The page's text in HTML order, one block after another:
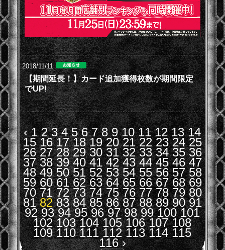
2018/11/11
【期間延長！】カード追加獲得枚数が期間限定
でUP!
‹ 1 2 3 4 5 6 7 8 9 10 11 12 13 14
15 16 17 18 19 20 21 22 23 24 25
26 27 28 29 30 31 32 33 34 35 36
37 38 39 40 41 42 43 44 45 46 47
48 49 50 51 52 53 54 55 56 57 58
59 60 61 62 63 64 65 66 67 68 69
70 71 72 73 74 75 76 77 78 79 80
81 82 83 84 85 86 87 88 89 90 91
92 93 94 95 96 97 98 99 100 101
102 103 104 105 106 107 108
109 110 111 112 113 114 115
116 ›